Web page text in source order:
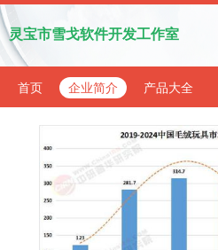
灵宝市雪戈软件开发工作室
首页 企业简介 产品大全